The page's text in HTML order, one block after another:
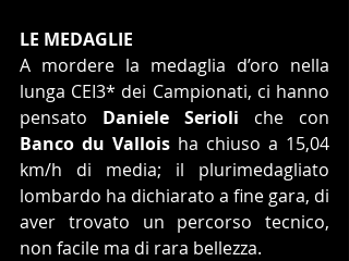
LE MEDAGLIE
A mordere la medaglia d’oro nella
lunga CEI3* dei Campionati, ci hanno
pensato Daniele Serioli
Banco du Vallois ha chiuso a 15,04
km/h di media; il plurimedagliato
lombardo ha dichiarato a fine gara, di
aver trovato un percorso tecnico,
non facile ma di rara bellezza.